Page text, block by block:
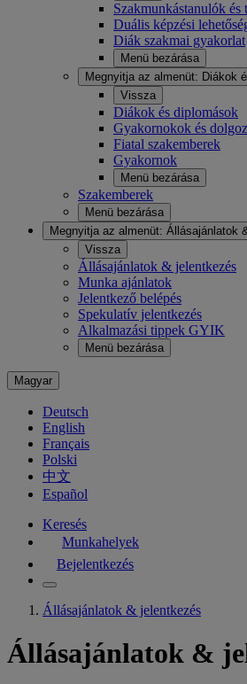
Szakmunkástanulók és
Duális képzési
Diák szakmai gyakorlat
Menü bezárása
Megnyitja az almenüt: Diákok
Vissza
Diákok és diplomások
Gyakornokok és
Fiatal szakemberek
Gyakornok
Menü bezárása
Szakemberek
Menü bezárása
Megnyitja az almenüt: Állásajánlatok
Vissza
Állásajánlatok & jelentkezés
Munka ajánlatok
Jelentkező belépés
Spekulatív jelentkezés
Alkalmazási tippek GYIK
Menü bezárása
Magyar
Deutsch
English
Français
Polski
中文
Español
Keresés
Munkahelyek
Bejelentkezés
Állásajánlatok & jelentkezés
Állásajánlatok &